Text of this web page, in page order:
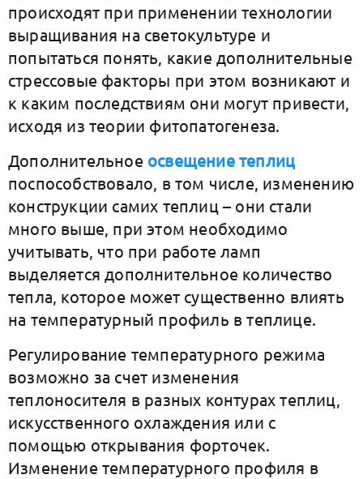
происходят при применении технологии
выращивания на светокультуре и
попытаться понять, какие дополнительные
стрессовые факторы при этом возникают и
к каким последствиям они могут привести,
исходя из теории фитопатогенеза.
Дополнительное освещение теплиц
поспособствовало, в том числе, изменению
конструкции самих теплиц – они стали
много выше, при этом необходимо
учитывать, что при работе ламп
выделяется дополнительное количество
тепла, которое может существенно влиять
на температурный профиль в теплице.
Регулирование температурного режима
возможно за счет изменения
теплоносителя в разных контурах теплиц,
искусственного охлаждения или с
помощью открывания форточек.
Изменение температурного профиля в